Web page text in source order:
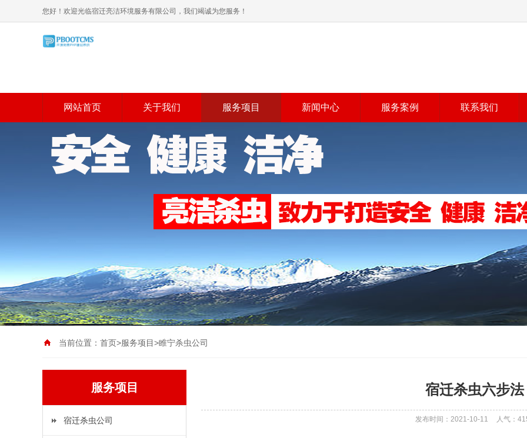
您好！欢迎光临宿迁亮洁环境服务有限公司，我们竭诚为您服务！
网站首页 关于我们 服务项目 新闻中心 服务案例 联系我们
当前位置： 首页>服务项目>睢宁杀虫公司
服务项目
宿迁杀虫公司
宿迁杀虫六步法
发布时间：2021-10-11 人气：